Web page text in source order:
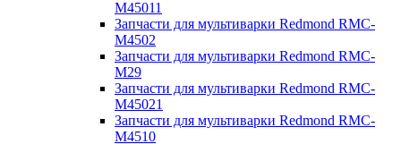
M45011
Запчасти для мультиварки Redmond RMC-
M4502
Запчасти для мультиварки Redmond RMC-
M29
Запчасти для мультиварки Redmond RMC-
M45021
Запчасти для мультиварки Redmond RMC-
M4510